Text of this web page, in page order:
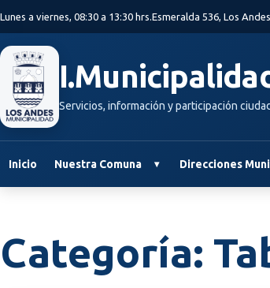
Lunes a viernes, 08:30 a 13:30 hrs.Esmeralda 536, Los Andes
Servicios, información y participación
Inicio Nuestra Comuna Direcciones
Categoría: